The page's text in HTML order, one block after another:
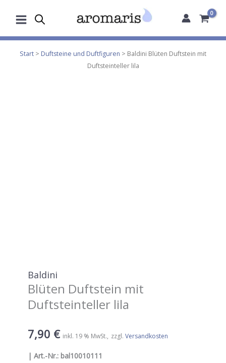
Inhalt
Start > Duftsteine und Duftfiguren > Baldini Blüten Duftstein mit
Duftsteinteller lila
Baldini
Blüten Duftstein mit
Duftsteinteller lila
7,90 € inkl. 19 % MwSt. zzgl. Versandkosten
| Art.-Nr.: bal10010111